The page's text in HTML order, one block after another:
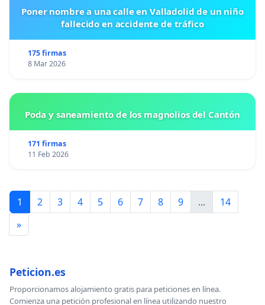
Poner nombre a una calle en Valladolid de un niño
fallecido en accidente de tráfico
175 firmas
8 Mar 2026
Poda y saneamiento de los magnolios del Cantón
171 firmas
11 Feb 2026
1 2 3 4 5 6 7 8 9 ...
14
»
Peticion.es
Proporcionamos alojamiento gratis para peticiones en línea.
Comienza una petición profesional en línea utilizando nuestro